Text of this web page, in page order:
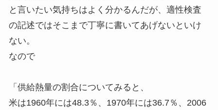
と言いたい気持ちはよく分かるんだが、適性検査
の記述ではそこまで丁寧に書いてあげないといけ
ない。
なので
「供給熱量の割合についてみると、
米は1960年には48.3％、1970年には36.7％、2006